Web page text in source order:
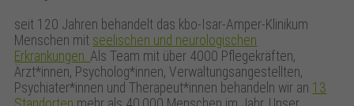
seit 120 Jahren behandelt das kbo-Isar-Amper-Klinikum
Menschen mit seelischen und neurologischen
Erkrankungen. Als Team mit über 4000 Pflegekräften,
Ärzt*innen, Psycholog*innen, Verwaltungsangestellten,
Psychiater*innen und Therapeut*innen behandeln wir an 13